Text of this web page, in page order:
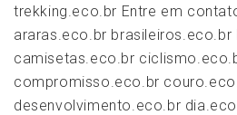
trekking.eco.br Entre em
araras.eco.br brasileiros.eco.br
camisetas.eco.br
compromisso.eco.br
desenvolvimento.eco.br